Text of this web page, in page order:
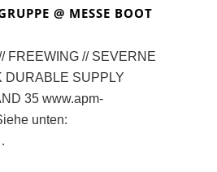
@ MESSE BOOT
FREEWING // SEVERNE
DURABLE SUPPLY
35 www.apm-
unten: